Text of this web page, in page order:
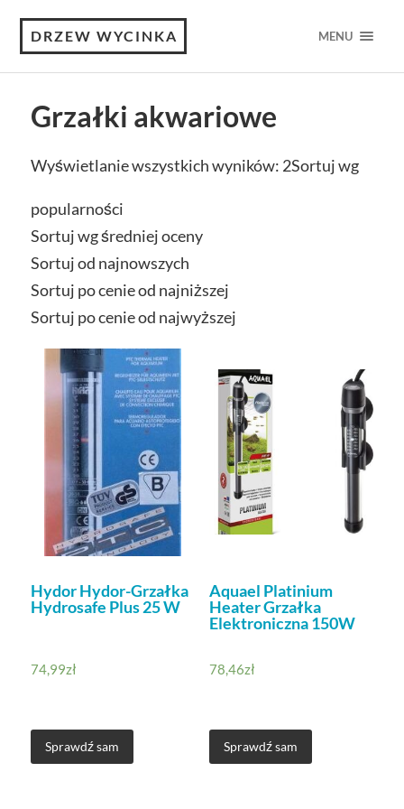
DRZEW WYCINKA MENU
Grzałki akwariowe
Wyświetlanie wszystkich wyników: 2Sortuj wg
popularności
Sortuj wg średniej oceny
Sortuj od najnowszych
Sortuj po cenie od najniższej
Sortuj po cenie od najwyższej
Hydor Hydor-Grzałka
Hydrosafe Plus 25 W
74,99zł
Sprawdź sam
Aquael Platinium
Heater Grzałka
Elektroniczna 150W
78,46zł
Sprawdź sam